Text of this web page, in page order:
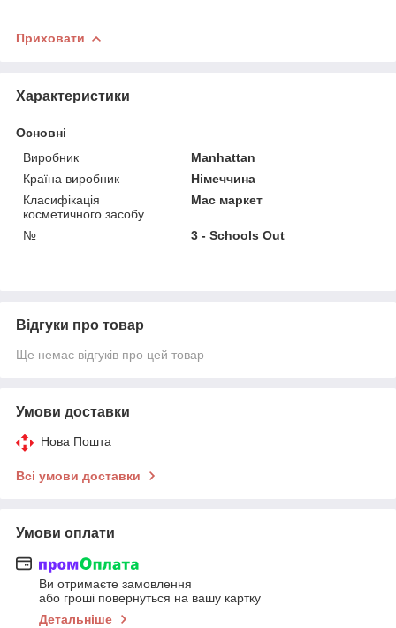
Приховати
Характеристики
Основні
Виробник
Manhattan
Країна виробник
Німеччина
Класифікація
косметичного засобу
Мас маркет
№ 3 - Schools Out
Відгуки про товар
Ще немає відгуків про цей товар
Умови доставки
Нова Пошта
Всі умови доставки
Умови оплати
Ви отримаєте замовлення
або гроші повернуться на вашу картку
Детальніше